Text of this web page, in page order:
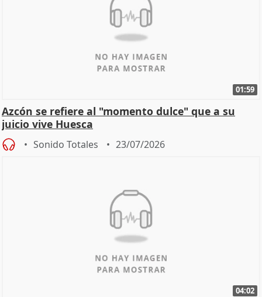
01:59
Azcón se refiere al "momento dulce" que a su
juicio vive Huesca
Sonido Totales 23/07/2026
04:02